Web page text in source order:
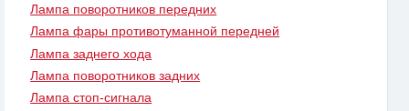
Лампа поворотников передних
Лампа фары противотуманной передней
Лампа заднего хода
Лампа поворотников задних
Лампа стоп-сигнала